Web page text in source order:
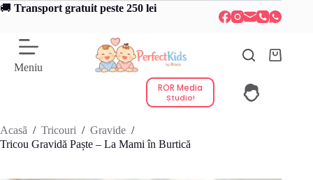
Sari
🚚 Transport gratuit peste 250 lei
Meniu
Coș
ROR Media
Studio!
Acasã / Tricouri / Gravide /
Tricou Gravidă Paște – La Mami în Burtică